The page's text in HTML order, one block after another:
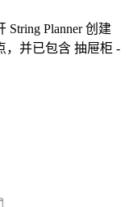
Planner 创建
，并已包含 抽屉柜 -